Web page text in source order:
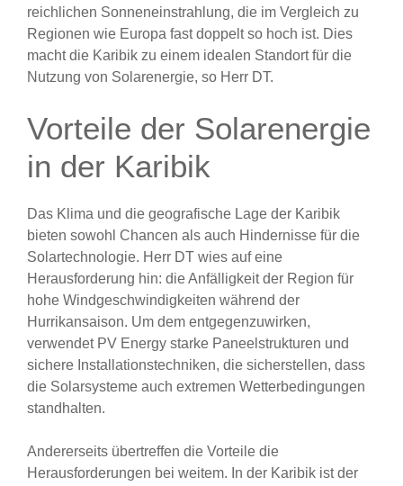
reichlichen Sonneneinstrahlung, die im Vergleich zu
Regionen wie Europa fast doppelt so hoch ist. Dies
macht die Karibik zu einem idealen Standort für die
Nutzung von Solarenergie, so Herr DT.
Vorteile der Solarenergie
in der Karibik
Das Klima und die geografische Lage der Karibik
bieten sowohl Chancen als auch Hindernisse für die
Solartechnologie. Herr DT wies auf eine
Herausforderung hin: die Anfälligkeit der Region für
hohe Windgeschwindigkeiten während der
Hurrikansaison. Um dem entgegenzuwirken,
verwendet PV Energy starke Paneelstrukturen und
sichere Installationstechniken, die sicherstellen, dass
die Solarsysteme auch extremen Wetterbedingungen
standhalten.
Andererseits übertreffen die Vorteile die
Herausforderungen bei weitem. In der Karibik ist der